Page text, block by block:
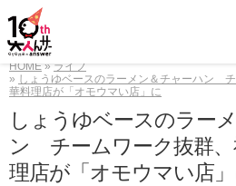
HOME
ライフ
しょうゆベースのラーメン＆チャーハン
華料理店が「オモウマい店」に
しょうゆベースのラー
ン チームワーク抜群、
理店が「オモウマい店